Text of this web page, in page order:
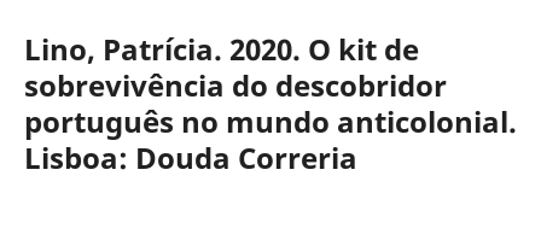
Lino, Patrícia. 2020. O kit de
sobrevivência do descobridor
português no mundo anticolonial.
Lisboa: Douda Correria